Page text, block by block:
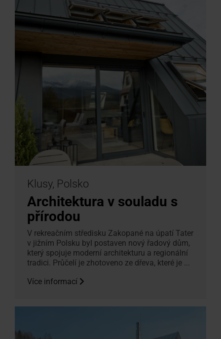
Klusy, Polsko
Architektura v souladu s
přírodou
V rekreačním středisku Zakopané na úpatí Tater
v jižním Polsku byl postaven nový řadový dům,
který spojuje moderní architekturu a regionální
tradici. Průčelí je zhotoveno ze dřeva, které je ...
Více informací